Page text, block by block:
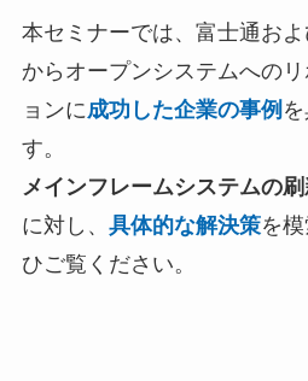
本セミナーでは、富士通お
からオープンシステムへの
ョンに成功した企業の事例
す。
メインフレームシステムの
に対し、 具体的な解決策を
ひご覧ください。